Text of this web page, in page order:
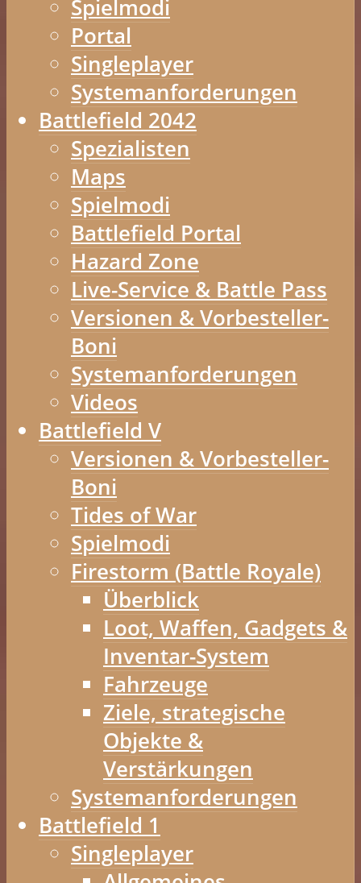
Spielmodi
Portal
Singleplayer
Systemanforderungen
Battlefield 2042
Spezialisten
Maps
Spielmodi
Battlefield Portal
Hazard Zone
Live-Service & Battle Pass
Versionen & Vorbesteller-
Boni
Systemanforderungen
Videos
Battlefield V
Versionen & Vorbesteller-
Boni
Tides of War
Spielmodi
Firestorm (Battle Royale)
Überblick
Loot, Waffen, Gadgets &
Inventar-System
Fahrzeuge
Ziele, strategische
Objekte &
Verstärkungen
Systemanforderungen
Battlefield 1
Singleplayer